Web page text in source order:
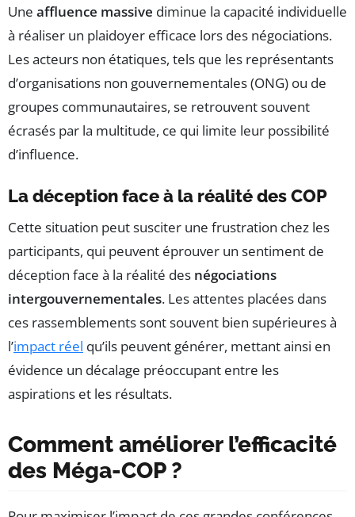
Une affluence massive diminue la capacité individuelle
à réaliser un plaidoyer efficace lors des négociations.
Les acteurs non étatiques, tels que les représentants
d’organisations non gouvernementales (ONG) ou de
groupes communautaires, se retrouvent souvent
écrasés par la multitude, ce qui limite leur possibilité
d’influence.
La déception face à la réalité des COP
Cette situation peut susciter une frustration chez les
participants, qui peuvent éprouver un sentiment de
déception face à la réalité des négociations
intergouvernementales. Les attentes placées dans
ces rassemblements sont souvent bien supérieures à
l’impact réel qu’ils peuvent générer, mettant ainsi en
évidence un décalage préoccupant entre les
aspirations et les résultats.
Comment améliorer l’efficacité
des Méga-COP ?